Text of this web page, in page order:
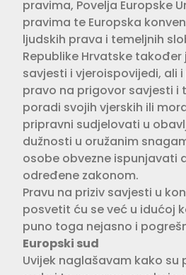
pravima, Povelja Europske
pravima te Europska
ljudskih prava i temeljnih
Republike Hrvatske
savjesti i vjeroispovijedi, ali
pravo na prigovor savjesti i
poradi svojih vjerskih ili
pripravni sudjelovati u
dužnosti u oružanim
osobe obvezne ispunjavati
određene zakonom.
Pravu na priziv savjesti u
posvetit ću se već u idućoj
puno toga nejasno i
Europski sud
Uvijek naglašavam kako su